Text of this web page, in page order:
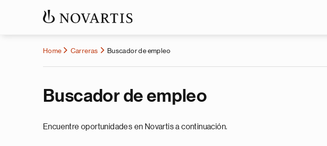
Home Carreras Buscador de empleo
Buscador de empleo
Encuentre oportunidades en Novartis a continuación.